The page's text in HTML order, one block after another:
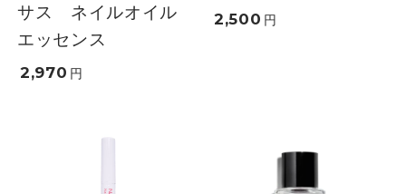
サス ネイルオイル
エッセンス
2,970 円
2,500 円